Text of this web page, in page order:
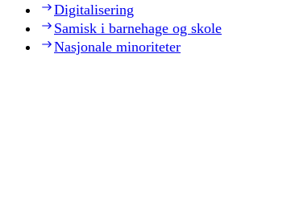
Digitalisering
Samisk i barnehage og skole
Nasjonale minoriteter